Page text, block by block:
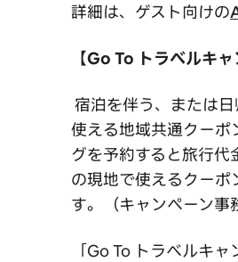
詳細は、ゲスト向けの
【Go To トラベルキャ
宿泊を伴う、または
使える地域共通クー
グを予約すると旅行代
の現地で使えるクー
す。（キャンペーン事
「Go To トラベルキ